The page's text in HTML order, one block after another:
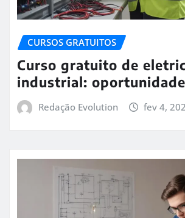
CURSOS GRATUITOS
Curso gratuito de
industrial:
Redação Evolution fev 4,